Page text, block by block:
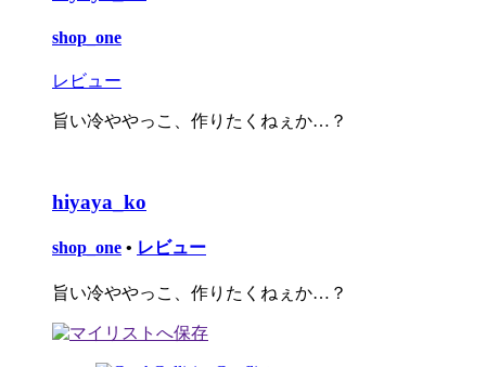
shop_one
レビュー
旨い冷ややっこ、作りたくねぇか…？
hiyaya_ko
shop_one • レビュー
旨い冷ややっこ、作りたくねぇか…？